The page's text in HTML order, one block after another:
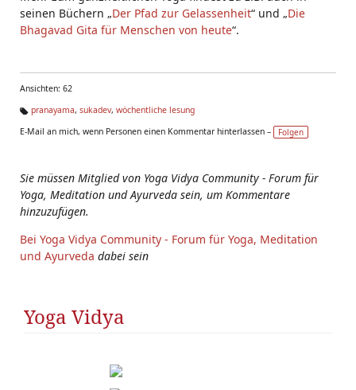
seinen Büchern „Der Pfad zur Gelassenheit“ und „Die
Bhagavad Gita für Menschen von heute“.
Ansichten: 62
g
pranayama, sukadev, wöchentliche lesung
E-Mail an mich, wenn Personen einen Kommentar hinterlassen –
Folgen
Sie müssen Mitglied von Yoga Vidya Community - Forum für
Yoga, Meditation und Ayurveda sein, um Kommentare
hinzuzufügen.
Bei Yoga Vidya Community - Forum für Yoga, Meditation
und Ayurveda dabei sein
Yoga Vidya